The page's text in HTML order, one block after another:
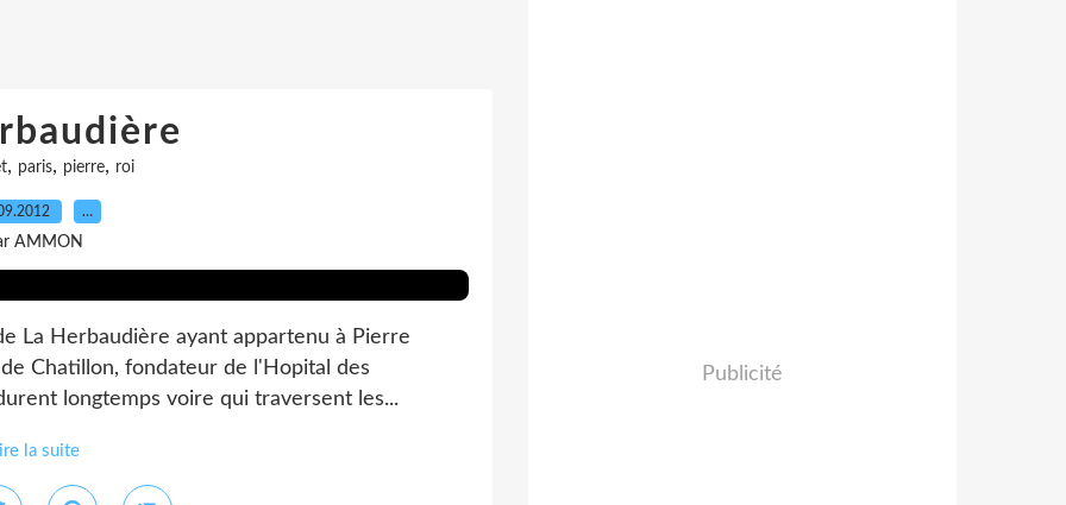
, paris, pierre, roi
…
AMMON
La Herbaudière ayant appartenu à Pierre
Chatillon, fondateur de l'Hopital des
longtemps voire qui traversent les...
la suite
Publicité